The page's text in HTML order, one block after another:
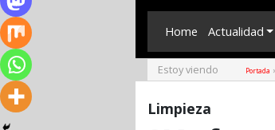
Home Actualidad
Estoy viendo Portada
Limpieza